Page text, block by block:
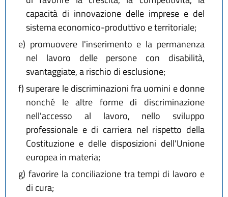
capacità di innovazione delle imprese e del
sistema economico-produttivo e territoriale;
e) promuovere l'inserimento e la permanenza
nel lavoro delle persone con disabilità,
svantaggiate, a rischio di esclusione;
f)superare le discriminazioni fra uomini e donne
nonché le altre forme di discriminazione
nell'accesso al lavoro, nello sviluppo
professionale e di carriera nel rispetto della
Costituzione e delle disposizioni dell'Unione
europea in materia;
g) favorire la conciliazione tra tempi di lavoro e
di cura;